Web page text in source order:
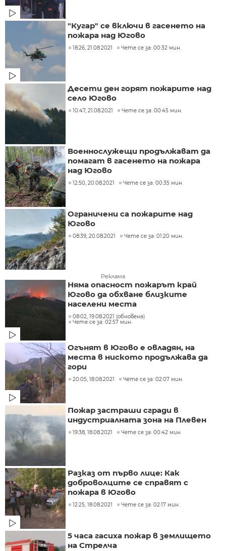
"Кугар" се включи в гасенето на
пожара над Югово
18:26, 21.08.2021 Чете се за: 00:32 мин.
Десети ден горят пожарите над
село Югово
10:47, 21.08.2021 Чете се за: 00:45 мин.
Военнослужещи продължават да
помагат в гасенето на пожара
над Югово
12:50, 20.08.2021 Чете се за: 00:35 мин.
Ограничени са пожарите над
Югово
08:39, 20.08.2021 Чете се за: 01:20 мин.
Реклама
Няма опасност пожарът край
Югово да обхване близките
населени места
08:02, 19.08.2021 (обновена)
Чете се за: 02:57 мин.
Огънят в Югово е овладян, на
места в ниското продължава да
гори
20:05, 18.08.2021 Чете се за: 02:07 мин.
Пожар застраши сгради в
индустриалната зона на Плевен
19:38, 18.08.2021 Чете се за: 00:42 мин.
Разказ от първо лице: Как
доброволците се справят с
пожара в Югово
12:25, 18.08.2021 Чете се за: 02:17 мин.
5 часа гасиха пожар в землището
на Стрелча